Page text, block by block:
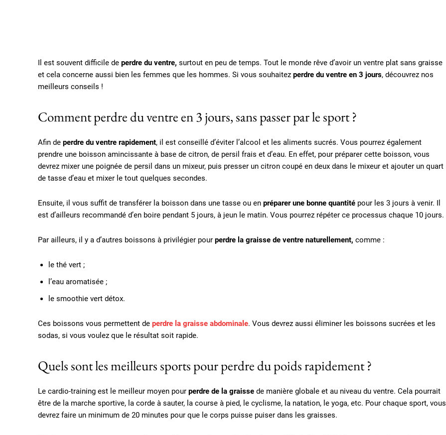
Il est souvent difficile de perdre du ventre, surtout en peu de temps. Tout le monde rêve d’avoir un ventre plat sans graisse
et cela concerne aussi bien les femmes que les hommes. Si vous souhaitez perdre du ventre en 3 jours, découvrez nos
meilleurs conseils !
Comment perdre du ventre en 3 jours, sans passer par le sport ?
Afin de perdre du ventre rapidement, il est conseillé d’éviter l’alcool et les aliments sucrés. Vous pourrez également
prendre une boisson amincissante à base de citron, de persil frais et d’eau. En effet, pour préparer cette boisson, vous
devrez mixer une poignée de persil dans un mixeur, puis presser un citron coupé en deux dans le mixeur et ajouter un quart
de tasse d’eau et mixer le tout quelques secondes.
Ensuite, il vous suffit de transférer la boisson dans une tasse ou en préparer une bonne quantité pour les 3 jours à venir. Il
est d’ailleurs recommandé d’en boire pendant 5 jours, à jeun le matin. Vous pourrez répéter ce processus chaque 10 jours.
Par ailleurs, il y a d’autres boissons à privilégier pour perdre la graisse de ventre naturellement, comme :
le thé vert ;
l’eau aromatisée ;
le smoothie vert détox.
Ces boissons vous permettent de perdre la graisse abdominale. Vous devrez aussi éliminer les boissons sucrées et les
sodas, si vous voulez que le résultat soit rapide.
Quels sont les meilleurs sports pour perdre du poids rapidement ?
Le cardio-training est le meilleur moyen pour perdre de la graisse de manière globale et au niveau du ventre. Cela pourrait
être de la marche sportive, la corde à sauter, la course à pied, le cyclisme, la natation, le yoga, etc. Pour chaque sport, vous
devrez faire un minimum de 20 minutes pour que le corps puisse puiser dans les graisses.